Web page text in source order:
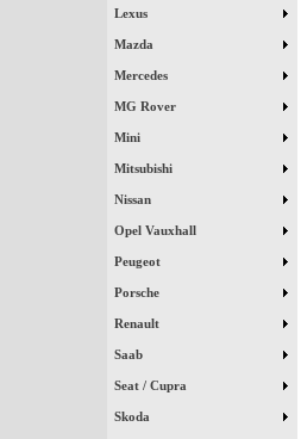
Lexus
Mazda
Mercedes
MG Rover
Mini
Mitsubishi
Nissan
Opel Vauxhall
Peugeot
Porsche
Renault
Saab
Seat / Cupra
Skoda